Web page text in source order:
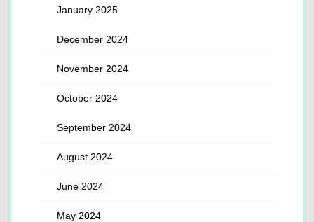
January 2025
December 2024
November 2024
October 2024
September 2024
August 2024
June 2024
May 2024